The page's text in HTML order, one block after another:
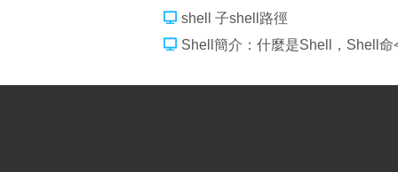
shell 子shell路徑
Shell簡介：什麼是Shell，Shell命